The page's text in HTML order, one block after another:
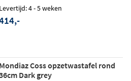
Levertijd: 4 - 5 weken
Mondiaz Coss opzetwastafel rond
Dark grey